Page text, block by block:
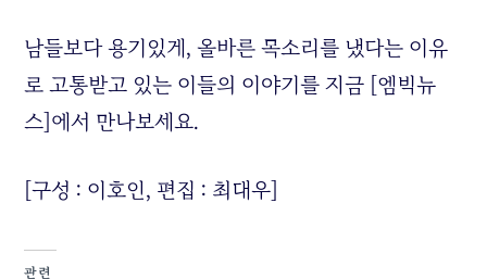
남들보다 용기있게, 올바른 목소리를 냈다는 이유
로 고통받고 있는 이들의 이야기를 지금 [엠빅뉴
스]에서 만나보세요.
[구성 : 이호인, 편집 : 최대우]
관련